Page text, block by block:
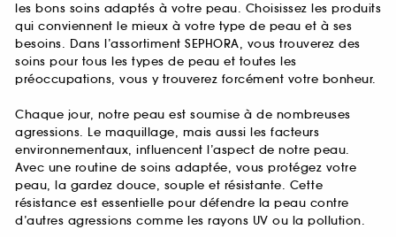
les bons soins adaptés à votre peau. Choisissez les produits
qui conviennent le mieux à votre type de peau et à ses
besoins. Dans l’assortiment SEPHORA, vous trouverez des
soins pour tous les types de peau et toutes les
préoccupations, vous y trouverez forcément votre bonheur.
Chaque jour, notre peau est soumise à de nombreuses
agressions. Le maquillage, mais aussi les facteurs
environnementaux, influencent l’aspect de notre peau.
Avec une routine de soins adaptée, vous protégez votre
peau, la gardez douce, souple et résistante. Cette
résistance est essentielle pour défendre la peau contre
d’autres agressions comme les rayons UV ou la pollution.